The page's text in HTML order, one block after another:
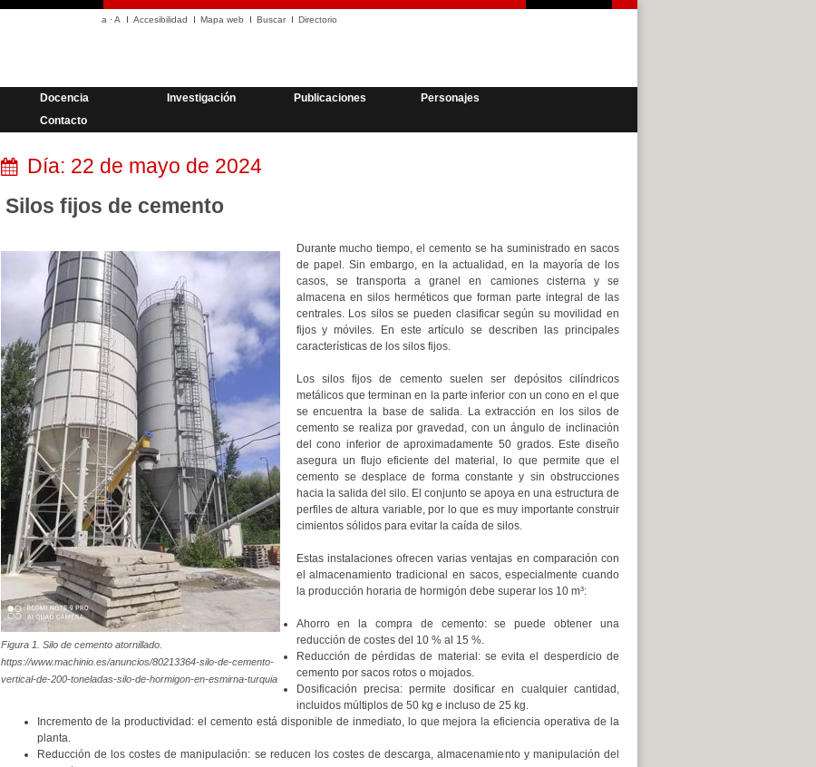
a ·A Accesibilidad Mapa web Buscar Directorio
Docencia Investigación Publicaciones
Personajes
Contacto
Día: 22 de mayo de 2024
Silos fijos de cemento
Figura 1. Silo de cemento atornillado.
https://www.machinio.es/anuncios/80213364-silo-de-cemento-
vertical-de-200-toneladas-silo-de-hormigon-en-esmirna-turquia
Durante mucho tiempo, el cemento se ha suministrado en sacos
de papel. Sin embargo, en la actualidad, en la mayoría de los
casos, se transporta a granel en camiones cisterna y se
almacena en silos herméticos que forman parte integral de las
centrales. Los silos se pueden clasificar según su movilidad en
fijos y móviles. En este artículo se describen las principales
características de los silos fijos.
Los silos fijos de cemento suelen ser depósitos cilíndricos
metálicos que terminan en la parte inferior con un cono en el que
se encuentra la base de salida. La extracción en los silos de
cemento se realiza por gravedad, con un ángulo de inclinación
del cono inferior de aproximadamente 50 grados. Este diseño
asegura un flujo eficiente del material, lo que permite que el
cemento se desplace de forma constante y sin obstrucciones
hacia la salida del silo. El conjunto se apoya en una estructura de
perfiles de altura variable, por lo que es muy importante construir
cimientos sólidos para evitar la caída de silos.
Estas instalaciones ofrecen varias ventajas en comparación con
el almacenamiento tradicional en sacos, especialmente cuando
la producción horaria de hormigón debe superar los 10 m³:
Ahorro en la compra de cemento: se puede obtener una
reducción de costes del 10 % al 15 %.
Reducción de pérdidas de material: se evita el desperdicio de
cemento por sacos rotos o mojados.
Dosificación precisa: permite dosificar en cualquier cantidad,
incluidos múltiplos de 50 kg e incluso de 25 kg.
Incremento de la productividad: el cemento está disponible de inmediato, lo que mejora la eficiencia operativa de la
planta.
Reducción de los costes de manipulación: se reducen los costes de descarga, almacenamiento y manipulación del